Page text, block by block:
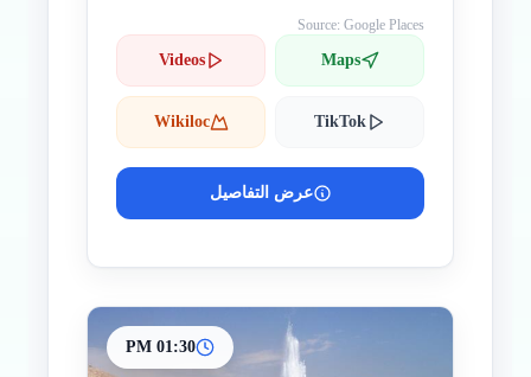
Source: Google Places
Maps
Videos
TikTok
Wikiloc
عرض التفاصيل
01:30 PM